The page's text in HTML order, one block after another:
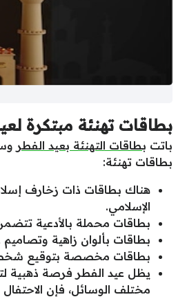
بطاقات تهنئة مبتكرة
باتت بطاقات التهنئة بعيد الفطر
بطاقات تهنئة:
هناك بطاقات ذات زخارف
الإسلامي.
بطاقات محملة بالأدعية
بطاقات بألوان زاهية
بطاقات مخصصة بتوقيع شخصي
يظل عيد الفطر فرصة ذهبية
مختلف الوسائل، فإن